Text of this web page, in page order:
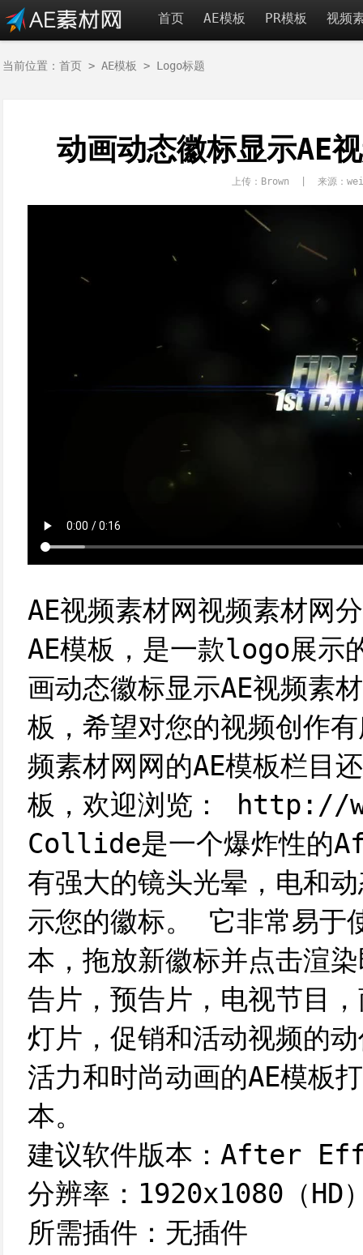
首页 AE模板 PR模板 视频
当前位置： 首页> AE模板 > Logo标题
动画动态徽标显示AE
上传：Brown | 来源：
AE视频素材网视频素材网
AE模板，是一款logo展示
画动态徽标显示AE视频素
板，希望对您的视频创作
频素材网网的AE模板栏目
板，欢迎浏览： http://
Collide是一个爆炸性
有强大的镜头光晕，电和
示您的徽标。 它非常易于
本，拖放新徽标并点击渲
告片，预告片，电视节目
灯片，促销和活动视频的
活力和时尚动画的AE模板
本。
建议软件版本：After
分辨率：1920x1080（HD
所需插件：无插件